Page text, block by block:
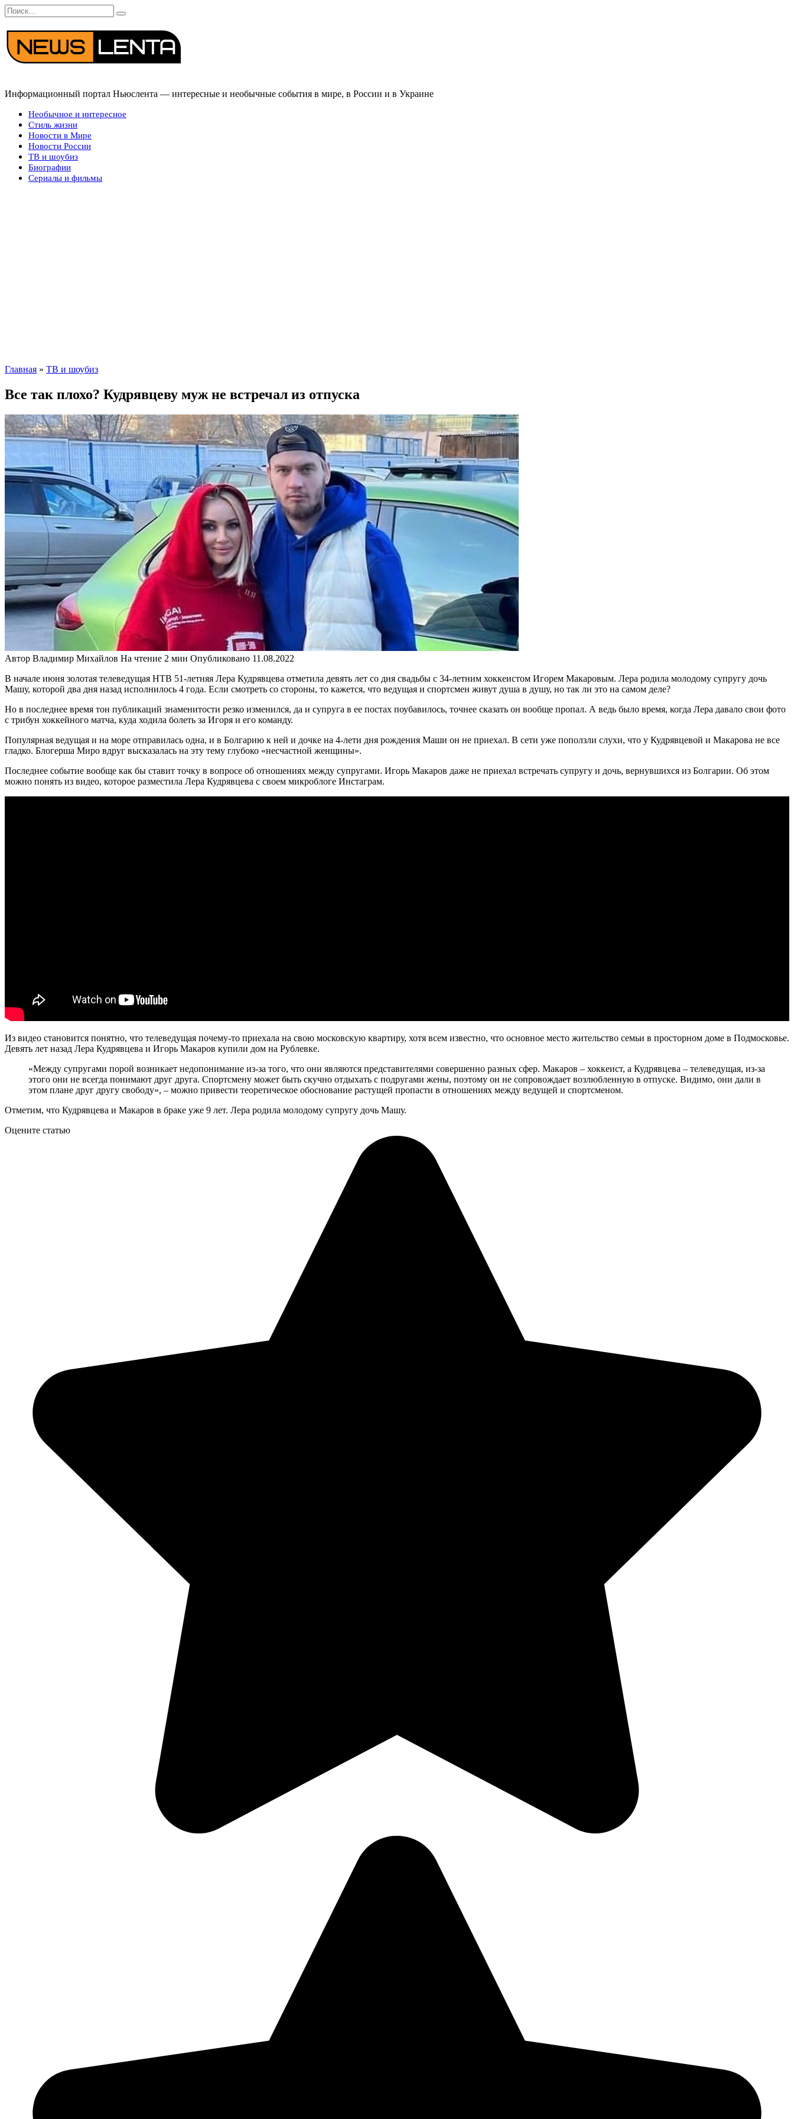
Перейти
к
содержанию
Search
for:
Информационный портал Ньюслента — интересные и необычные события в мире, в России и в Украине
Необычное и интересное
Стиль жизни
Новости в Мире
Новости России
ТВ и шоубиз
Биографии
Сериалы и фильмы
Главная » ТВ и шоубиз
Все так плохо? Кудрявцеву муж не встречал из отпуска
Автор Владимир Михайлов На чтение 2 мин Опубликовано 11.08.2022
В начале июня золотая телеведущая НТВ 51-летняя Лера Кудрявцева отметила девять лет со дня свадьбы с 34-летним хоккеистом Игорем Макаровым. Лера родила молодому супругу дочь
Машу, которой два дня назад исполнилось 4 года. Если смотреть со стороны, то кажется, что ведущая и спортсмен живут душа в душу, но так ли это на самом деле?
Но в последнее время тон публикаций знаменитости резко изменился, да и супруга в ее постах поубавилось, точнее сказать он вообще пропал. А ведь было время, когда Лера давало свои фото
с трибун хоккейного матча, куда ходила болеть за Игоря и его команду.
Популярная ведущая и на море отправилась одна, и в Болгарию к ней и дочке на 4-лети дня рождения Маши он не приехал. В сети уже поползли слухи, что у Кудрявцевой и Макарова не все
гладко. Блогерша Миро вдруг высказалась на эту тему глубоко «несчастной женщины».
Последнее событие вообще как бы ставит точку в вопросе об отношениях между супругами. Игорь Макаров даже не приехал встречать супругу и дочь, вернувшихся из Болгарии. Об этом
можно понять из видео, которое разместила Лера Кудрявцева с своем микроблоге Инстаграм.
Из видео становится понятно, что телеведущая почему-то приехала на свою московскую квартиру, хотя всем известно, что основное место жительство семьи в просторном доме в Подмосковье.
Девять лет назад Лера Кудрявцева и Игорь Макаров купили дом на Рублевке.
«Между супругами порой возникает недопонимание из-за того, что они являются представителями совершенно разных сфер. Макаров – хоккеист, а Кудрявцева – телеведущая, из-за
этого они не всегда понимают друг друга. Спортсмену может быть скучно отдыхать с подругами жены, поэтому он не сопровождает возлюбленную в отпуске. Видимо, они дали в
этом плане друг другу свободу», – можно привести теоретическое обоснование растущей пропасти в отношениях между ведущей и спортсменом.
Отметим, что Кудрявцева и Макаров в браке уже 9 лет. Лера родила молодому супругу дочь Машу.
Оцените статью